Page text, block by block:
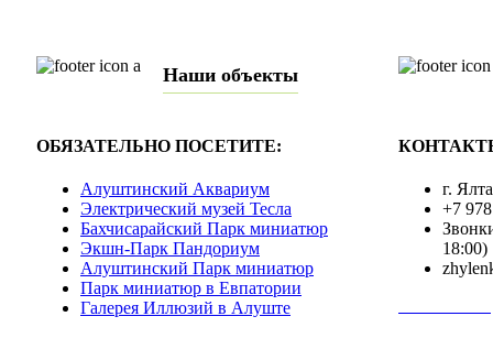
Наши объекты
ОБЯЗАТЕЛЬНО ПОСЕТИТЕ:
Алуштинский Аквариум
Электрический музей Тесла
Бахчисарайский Парк миниатюр
Экшн-Парк Пандориум
Алуштинский Парк миниатюр
Парк миниатюр в Евпатории
Галерея Иллюзий в Алуште
г.
+7
18:00)